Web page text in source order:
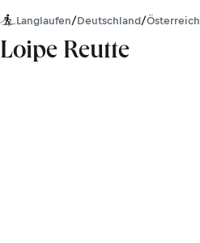
Langlaufen/Deutschland/Österreich
Loipe Reutte